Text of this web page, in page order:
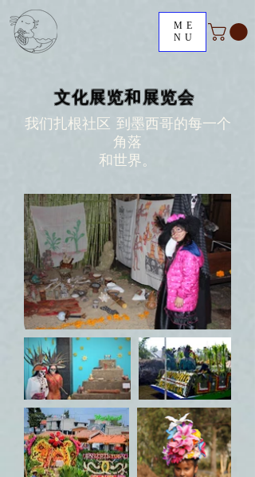
ME
NU
文化展览和展览会
我们扎根社区 到墨西哥的每一个
角落
和世界。